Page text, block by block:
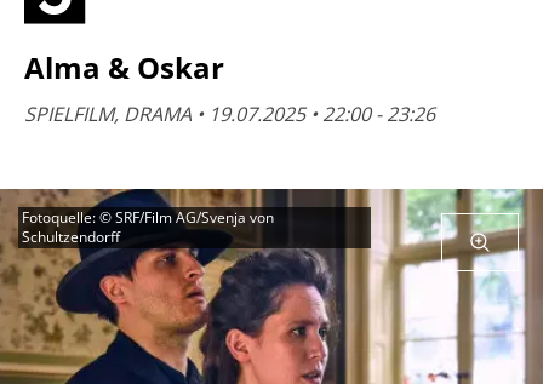
Alma & Oskar
SPIELFILM, DRAMA • 19.07.2025 • 22:00 - 23:26
Fotoquelle: © SRF/Film AG/Svenja von
Schultzendorff